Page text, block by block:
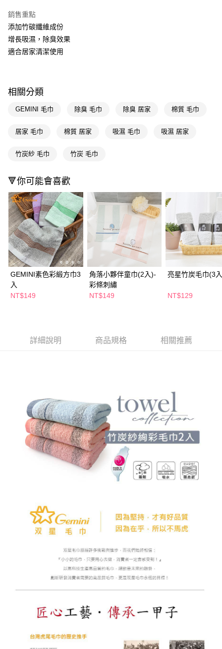
街口支付
悠遊付
Google Pay
【關於「AFTEE先享後付」】
便利好安心！
２．便利：只要手機號碼，簡訊認證，即可結帳。
【「AFTEE先享後付」結帳流程】
２．訂單成立數日內，您將收到繳費通知簡訊。
３．收到繳費通知簡訊後14天內，點擊此簡訊中的連結，可透過四大超商／
ATM／網路銀行／等多元方式進行付款，方視為交易完成。
※ 請注意：結帳手續完成當下不需立刻繳費，但若您需要取消訂單，請聯絡
購買商品的店家。未經商家同意取消之訂單仍視為有效，需透過AFTEE先享
後付繳納相關費用。
※ 交易是否成功請以「AFTEE先享後付 」之結帳頁面顯示為準，若有關於
是否繳費成功／繳費後需取消欲退款等相關疑問，請聯繫「AFTEE先享後付
客戶支援中心」https://netprotections.freshdesk.com/support/home
【注意事項】
１．透過由恩沛科技股份有限公司提供之「AFTEE先享後付」服務完成之交
易，需依本服務之必要範圍內提供個人資料，並將交易相關給付款項請求債
權轉讓予恩沛科技股份有限公司。
「AFTEE先享後付」，若未經同意申辦者引起之損失，本公司不負相關責
每筆NT$65，滿NT$390(含以上)免運費
每筆NT$65，滿NT$390(含以上)免運費
萊爾富取貨付款
每筆NT$65，滿NT$490(含以上)免運費
付款後萊爾富取貨
每筆NT$65，滿NT$490(含以上)免運費
7-11取貨付款
每筆NT$65，滿NT$490(含以上)免運費
付款後7-11取貨
每筆NT$100，滿NT$790(含以上)免運費
銷售重點
添加竹碳纖維成份
增長吸濕，除臭效果
適合居家清潔使用
相關分類
GEMINI 毛巾 除臭 毛巾 除臭 居家 棉質 毛巾
居家 毛巾 棉質 居家 吸濕 毛巾 吸濕 居家
竹炭紗 毛巾 竹炭 毛巾
🔻你可能會喜歡
GEMINI素色彩緞方巾3
入
NT$149
角落小夥伴童巾(2入)-
彩條刺繡
NT$149
亮星竹炭毛巾(3
NT$129
詳細說明 商品規格 相關推薦